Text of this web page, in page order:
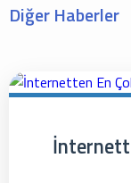
Diğer Haberler